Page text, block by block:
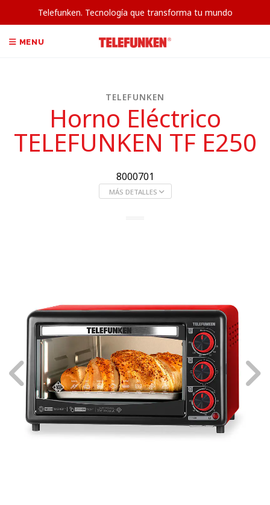
Telefunken. Tecnología que transforma tu mundo
MENU
TELEFUNKEN
Horno Eléctrico
TELEFUNKEN TF E250
8000701
MÁS DETALLES